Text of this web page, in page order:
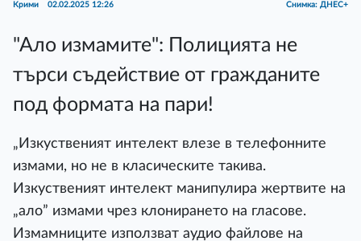
Крими 02.02.2025 12:26 Снимка: ДНЕС+
"Ало измамите": Полицията не
търси съдействие от гражданите
под формата на пари!
„Изкуственият интелект влезе в телефонните
измами, но не в класическите такива.
Изкуственият интелект манипулира жертвите на
„ало” измами чрез клонирането на гласове.
Измамниците използват аудио файлове на